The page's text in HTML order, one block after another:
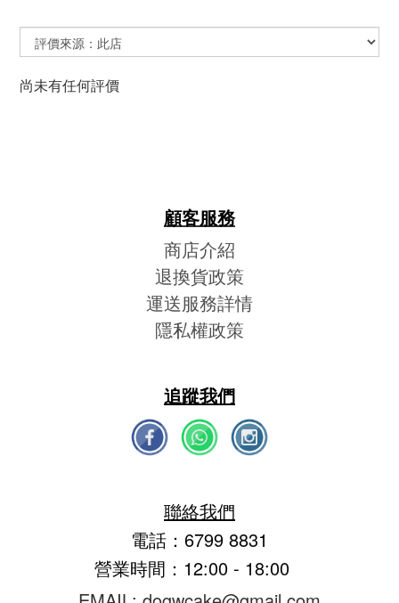
尚未有任何評價
顧客服務
商店介紹
退換貨政策
運送服務詳情
隱私權政策
追蹤我們
聯絡我們
電話：6799 8831
營業時間：12:00 - 18:00